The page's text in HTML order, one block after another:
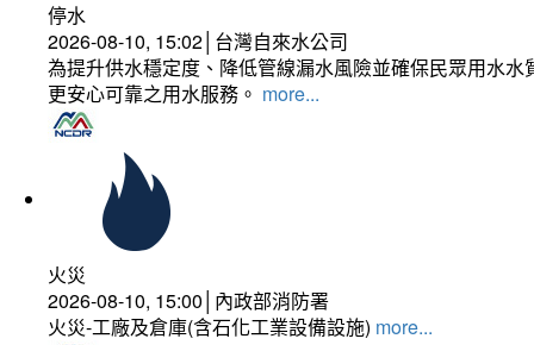
停水
2026-08-10, 15:02│台灣自來水公司
為提升供水穩定度、降低管線漏水風險並確保民眾用水
更安心可靠之用水服務。 more...
火災
2026-08-10, 15:00│內政部消防署
火災-工廠及倉庫(含石化工業設備設施) more...